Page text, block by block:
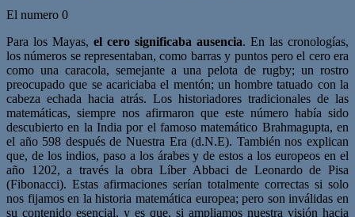
El numero 0
Para los Mayas, el cero significaba ausencia. En las cronologías,
los números se representaban, como barras y puntos pero el cero era
como una caracola, semejante a una pelota de rugby; un rostro
preocupado que se acariciaba el mentón; un hombre tatuado con la
cabeza echada hacia atrás. Los historiadores tradicionales de las
matemáticas, siempre nos afirmaron que este número había sido
descubierto en la India por el famoso matemático Brahmagupta, en
el año 598 después de Nuestra Era (d.N.E). También nos explican
que, de los indios, paso a los árabes y de estos a los europeos en el
año 1202, a través la obra Líber Abbaci de Leonardo de Pisa
(Fibonacci). Estas afirmaciones serían totalmente correctas si solo
nos fijamos en la historia matemática europea; pero son inválidas en
su contenido esencial, y es que, si ampliamos nuestra visión hacia